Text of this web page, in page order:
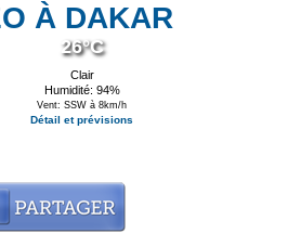
À DAKAR
26°C
Clair
Humidité: 94%
Vent: SSW à 8km/h
Détail et prévisions